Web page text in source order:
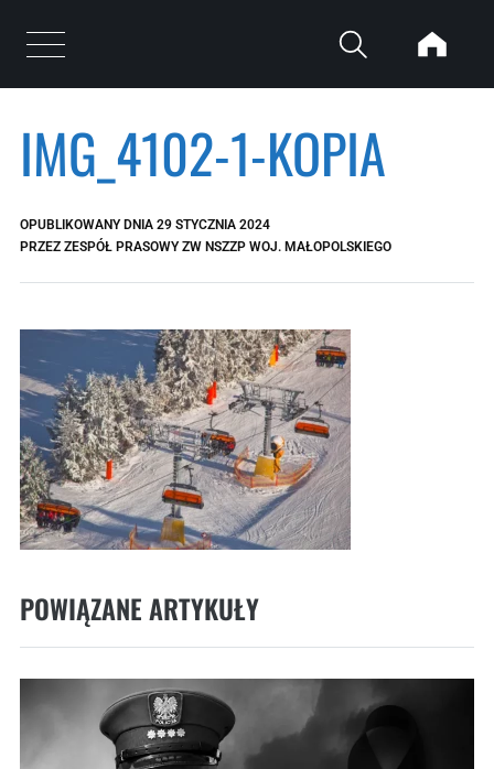
Otwórz menu
IMG_4102-1-KOPIA
OPUBLIKOWANY DNIA 29 STYCZNIA 2024
PRZEZ ZESPÓŁ PRASOWY ZW NSZZP WOJ. MAŁOPOLSKIEGO
POWIĄZANE ARTYKUŁY